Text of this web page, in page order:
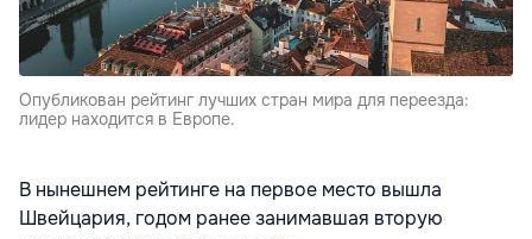
Опубликован рейтинг лучших стран мира для переезда:
лидер находится в Европе.
В нынешнем рейтинге на первое место вышла
Швейцария, годом ранее занимавшая вторую